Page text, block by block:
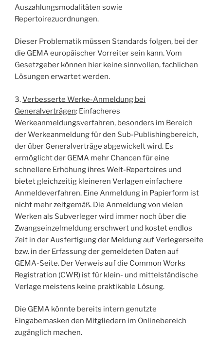
Auszahlungsmodalitäten sowie
Repertoirezuordnungen.
Dieser Problematik müssen Standards folgen, bei der
die GEMA europäischer Vorreiter sein kann. Vom
Gesetzgeber können hier keine sinnvollen, fachlichen
Lösungen erwartet werden.
3.Verbesserte Werke-Anmeldung bei
Generalverträgen: Einfacheres
Werkeanmeldungsverfahren, besonders im Bereich
der Werkeanmeldung für den Sub-Publishingbereich,
der über Generalverträge abgewickelt wird. Es
ermöglicht der GEMA mehr Chancen für eine
schnellere Erhöhung ihres Welt-Repertoires und
bietet gleichzeitig kleineren Verlagen einfachere
Anmeldeverfahren. Eine Anmeldung in Papierform ist
nicht mehr zeitgemäß. Die Anmeldung von vielen
Werken als Subverleger wird immer noch über die
Zwangseinzelmeldung erschwert und kostet endlos
Zeit in der Ausfertigung der Meldung auf Verlegerseite
bzw. in der Erfassung der gemeldeten Daten auf
GEMA-Seite. Der Verweis auf die Common Works
Registration (CWR) ist für klein- und mittelständische
Verlage meistens keine praktikable Lösung.
Die GEMA könnte bereits intern genutzte
Eingabemasken den Mitgliedern im Onlinebereich
zugänglich machen.